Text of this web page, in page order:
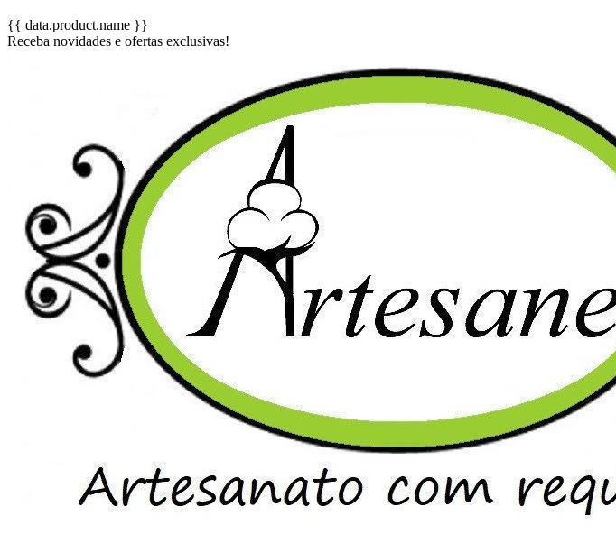
{{ data.product.name }}
Receba novidades e ofertas exclusivas!